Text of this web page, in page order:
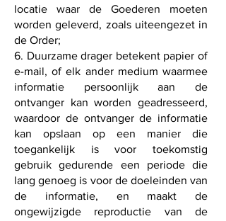
locatie waar de Goederen moeten
worden geleverd, zoals uiteengezet in
de Order;
6. Duurzame drager betekent papier of
e-mail, of elk ander medium waarmee
informatie persoonlijk aan de
ontvanger kan worden geadresseerd,
waardoor de ontvanger de informatie
kan opslaan op een manier die
toegankelijk is voor toekomstig
gebruik gedurende een periode die
lang genoeg is voor de doeleinden van
de informatie, en maakt de
ongewijzigde reproductie van de